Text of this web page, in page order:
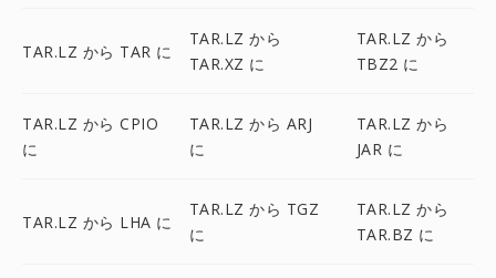
TAR.LZ から TAR に
TAR.LZ から
TAR.XZ に
TAR.LZ から
TBZ2 に
TAR.LZ から CPIO
に
TAR.LZ から ARJ
に
TAR.LZ から
JAR に
TAR.LZ から LHA に
TAR.LZ から TGZ
に
TAR.LZ から
TAR.BZ に